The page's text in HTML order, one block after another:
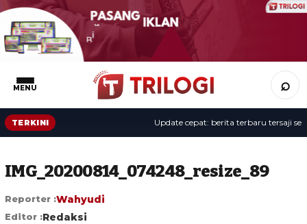
MENU ⌕
TERKINI Update cepat: berita terbaru tersaji
IMG_20200814_074248_resize_89
Reporter :Wahyudi
Editor :Redaksi